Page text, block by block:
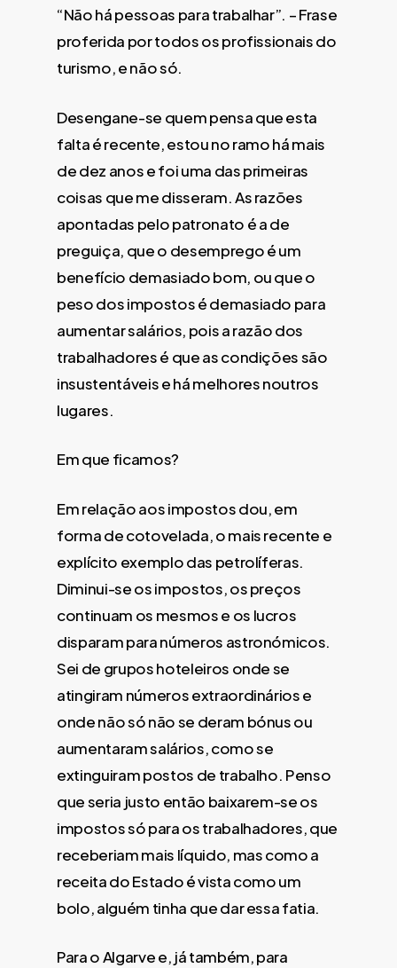
“Não há pessoas para trabalhar”. – Frase
proferida por todos os profissionais do
turismo, e não só.
Desengane-se quem pensa que esta
falta é recente, estou no ramo há mais
de dez anos e foi uma das primeiras
coisas que me disseram. As razões
apontadas pelo patronato é a de
preguiça, que o desemprego é um
benefício demasiado bom, ou que o
peso dos impostos é demasiado para
aumentar salários, pois a razão dos
trabalhadores é que as condições são
insustentáveis e há melhores noutros
lugares.
Em que ficamos?
Em relação aos impostos dou, em
forma de cotovelada, o mais recente e
explícito exemplo das petrolíferas.
Diminui-se os impostos, os preços
continuam os mesmos e os lucros
disparam para números astronómicos.
Sei de grupos hoteleiros onde se
atingiram números extraordinários e
onde não só não se deram bónus ou
aumentaram salários, como se
extinguiram postos de trabalho. Penso
que seria justo então baixarem-se os
impostos só para os trabalhadores, que
receberiam mais líquido, mas como a
receita do Estado é vista como um
bolo, alguém tinha que dar essa fatia.
Para o Algarve e, já também, para